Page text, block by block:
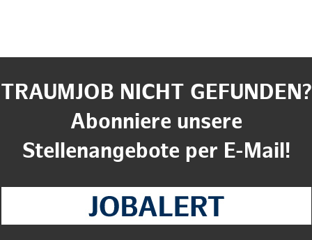
TRAUMJOB NICHT GEFUNDEN?
Abonniere unsere
Stellenangebote per E-Mail!